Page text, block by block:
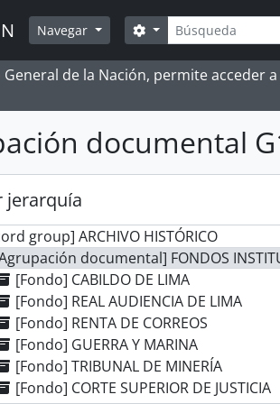
Navegar Búsqueda
Search options
de la Nación, permite acceder
documental
jerarquía
group] ARCHIVO HISTÓRICO
documental] FONDOS
[Fondo] CABILDO DE LIMA
[Fondo] REAL AUDIENCIA DE LIMA
[Fondo] RENTA DE CORREOS
[Fondo] GUERRA Y MARINA
[Fondo] TRIBUNAL DE MINERÍA
[Fondo] CORTE SUPERIOR DE JUSTICIA